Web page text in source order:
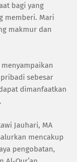
bagi yang
memberi. Mari
makmur dan
sebesar
dimanfaatkan
Jauhari, MA
mencakup
pengobatan,